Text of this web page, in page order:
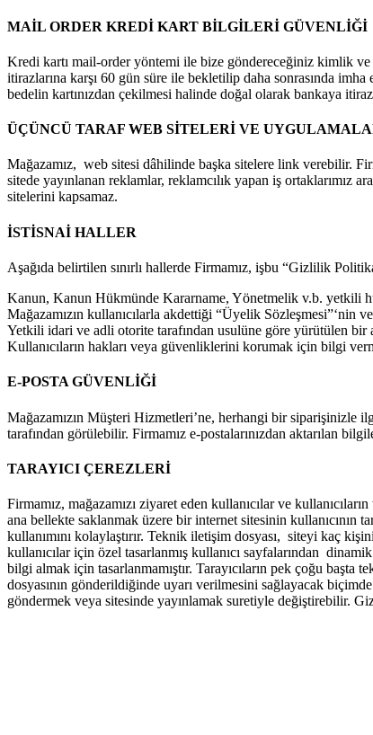
MAİL ORDER KREDİ KART BİLGİLERİ GÜVENLİĞİ
Kredi kartı mail-order yöntemi ile bize göndereceğiniz kimlik
itirazlarına karşı 60 gün süre ile bekletilip daha sonrasında
bedelin kartınızdan çekilmesi halinde doğal olarak bankaya
ÜÇÜNCÜ TARAF WEB SİTELERİ VE
Mağazamız, web sitesi dâhilinde başka sitelere link verebilir.
sitede yayınlanan reklamlar, reklamcılık yapan iş ortaklarımız
sitelerini kapsamaz.
İSTİSNAİ HALLER
Aşağıda belirtilen sınırlı hallerde Firmamız, işbu “Gizlilik
Kanun, Kanun Hükmünde Kararname, Yönetmelik v.b. yetkili
Mağazamızın kullanıcılarla akdettiği “Üyelik Sözleşmesi”‘nin
Yetkili idari ve adli otorite tarafından usulüne göre yürütülen bir
Kullanıcıların hakları veya güvenliklerini korumak için bilgi
E-POSTA GÜVENLİĞİ
Mağazamızın Müşteri Hizmetleri’ne, herhangi bir siparişinizle
tarafından görülebilir. Firmamız e-postalarınızdan aktarılan
TARAYICI ÇEREZLERİ
Firmamız, mağazamızı ziyaret eden kullanıcılar ve
ana bellekte saklanmak üzere bir internet sitesinin kullanıcının
kullanımını kolaylaştırır. Teknik iletişim dosyası, siteyi kaç
kullanıcılar için özel tasarlanmış kullanıcı sayfalarından
bilgi almak için tasarlanmamıştır. Tarayıcıların pek çoğu başta
dosyasının gönderildiğinde uyarı verilmesini sağlayacak
göndermek veya sitesinde yayınlamak suretiyle değiştirebilir.